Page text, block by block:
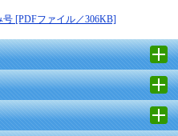
[PDFファイル／306KB]